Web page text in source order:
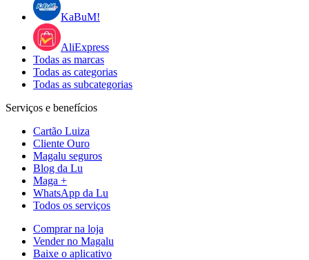
KaBuM!
AliExpress
Todas as marcas
Todas as categorias
Todas as subcategorias
Serviços e benefícios
Cartão Luiza
Cliente Ouro
Magalu seguros
Blog da Lu
Maga +
WhatsApp da Lu
Todos os serviços
Comprar na loja
Vender no Magalu
Baixe o aplicativo